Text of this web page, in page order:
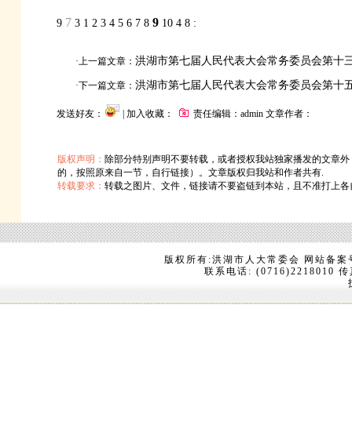
9 7 3 1 2 3 4 5 6 7 8 9 10 4 8 :
·上一篇文章： 洪湖市第七届人民代表大会常务委员会第十
·下一篇文章： 洪湖市第七届人民代表大会常务委员会第十
发送好友： | 加入收藏： 责任编辑：admin 文章作者：
版权声明： 除部分特别声明不要转载，或者授权我站独家播发的文章
的，按照原来自一节，自行链接）。文章版权归我站和作者共有.
转载要求： 转载之图片、文件，链接请不要盗链到本站，且不准打上
版权所有:洪湖市人大常委会 网站备案
联系电话: (0716)2218010